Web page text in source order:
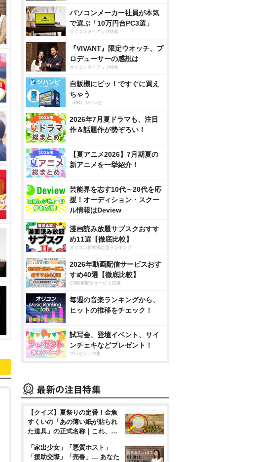
パソコンメーカー社員が本気
で選ぶ「10万円台PC3選」
オリコンタイアップ特集
『VIVANT』限定ウオッチ、プ
ロデューサーの感想は
オリコンタイアップ特集
自販機にピッ！ですぐに買え
ちゃう
（PR）ジハンピ
2026年7月夏ドラマも、注目
作＆話題作が勢ぞろい！
【夏アニメ2026】7月期夏の
新アニメを一挙紹介！
芸能界を志す10代～20代を応
援！オーディション・スクー
ル情報はDeview
漫画読み放題サブスクおすす
め11選【徹底比較】
オリコン顧客満足度ランキング
2026年動画配信サービスおす
すめ40選【徹底比較】
CS動画配信サービス20選
毎週の音楽ランキングから、
ヒットの推移をチェック！
試写会、登壇イベント、サイ
ンチェキなどプレゼント！
プレゼント特集
【クイズ】夏祭りの定番！金魚
すくいの「あの薄い紙が貼られ
た道具」の正式名称｜これ、…
「家出少女」「悪質ホスト」
「援助交際」「売春」… あなた